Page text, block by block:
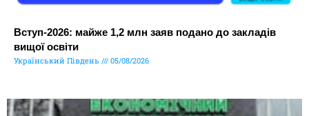
Вступ-2026: майже 1,2 млн заяв подано до закладів
вищої освіти
Український Південь 05/08/2026